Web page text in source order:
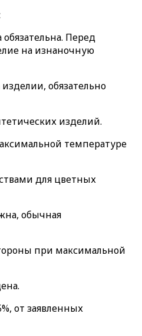
Перед
на изнаночную
обязательно
изделий.
температуре
для цветных
обычная
при максимальной
от заявленных